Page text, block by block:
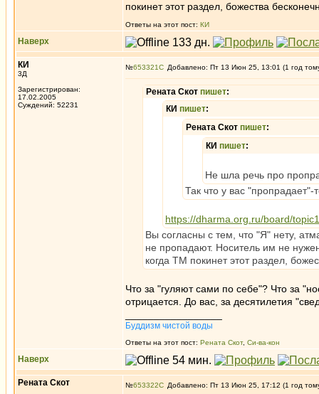
покинет этот раздел, божества
Ответы на этот пост: КИ
Наверх
КИ
3Д
Зарегистрирован:
17.02.2005
Суждений: 52231
№653321 Добавлено: Пт 13 Июн 25, 13:01 (1 год
Рената Скот пишет:
КИ пишет:
Рената Скот пишет:
КИ пишет:
Не шла речь про
Так что у вас "пропрадает"-
https://dharma.org.ru/board/
Вы согласны с тем, что "Я" нету,
не пропадают. Носитель им не
когда ТМ покинет этот раздел,
Что за "гуляют сами по себе"? Что за
отрицается. До вас, за десятилетия
Буддизм чистой воды
Ответы на этот пост: Рената Скот, Си-ва-кон
Наверх
Рената Скот №653322 Добавлено: Пт 13 Июн 25, 17:12 (1 год